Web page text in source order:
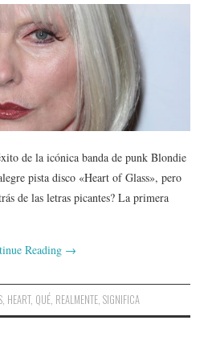
de la icónica banda de punk Blondie
pista disco «Heart of Glass», pero
de las letras picantes? La primera
Reading →
, HEART, QUÉ, REALMENTE, SIGNIFICA